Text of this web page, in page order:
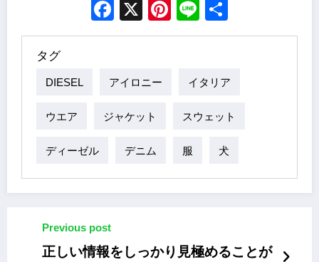
Facebook
X Pinterest
Line
タグ
DIESEL アイロニー イタリア
ウエア ジャケット スウェット
ディーゼル デニム 服 犬
Previous post
正しい情報をしっかり見極めることが